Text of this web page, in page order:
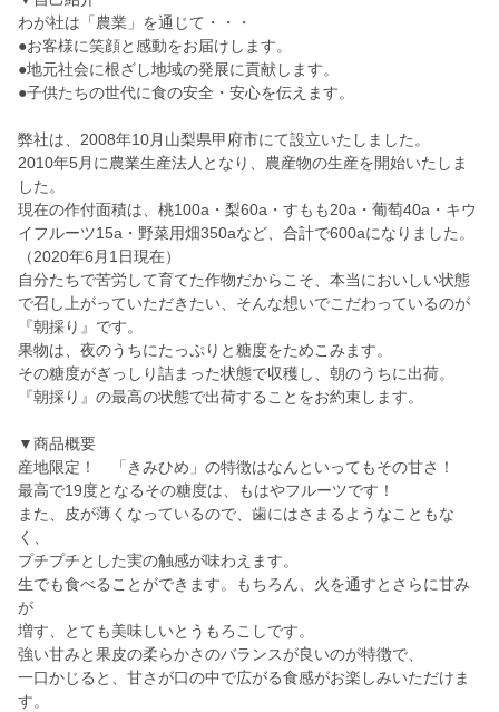
わが社は「農業」を通じて・・・
●お客様に笑顔と感動をお届けします。
●地元社会に根ざし地域の発展に貢献します。
●子供たちの世代に食の安全・安心を伝えます。
弊社は、2008年10月山梨県甲府市にて設立いたしました。
2010年5月に農業生産法人となり、農産物の生産を開始いたしま
した。
現在の作付面積は、桃100a・梨60a・すもも20a・葡萄40a・キウ
イフルーツ15a・野菜用畑350aなど、合計で600aになりました。
（2020年6月1日現在）
自分たちで苦労して育てた作物だからこそ、本当においしい状態
で召し上がっていただきたい、そんな想いでこだわっているのが
『朝採り』です。
果物は、夜のうちにたっぷりと糖度をためこみます。
その糖度がぎっしり詰まった状態で収穫し、朝のうちに出荷。
『朝採り』の最高の状態で出荷することをお約束します。
▼商品概要
産地限定！ 「きみひめ」の特徴はなんといってもその甘さ！
最高で19度となるその糖度は、もはやフルーツです！
また、皮が薄くなっているので、歯にはさまるようなこともな
く、
プチプチとした実の触感が味わえます。
生でも食べることができます。もちろん、火を通すとさらに甘み
が
増す、とても美味しいとうもろこしです。
強い甘みと果皮の柔らかさのバランスが良いのが特徴で、
一口かじると、甘さが口の中で広がる食感がお楽しみいただけま
す。